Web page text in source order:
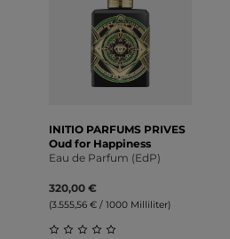
INITIO PARFUMS PRIVES
Oud for Happiness
Eau de Parfum (EdP)
320,00 €
(3.555,56 € / 1000 Milliliter)